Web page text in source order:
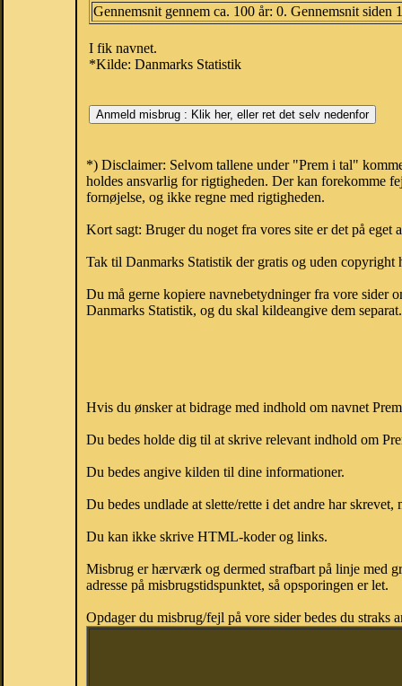
Gennemsnit gennem ca. 100 år: 0. Gennemsnit siden
I fik navnet.
*Kilde: Danmarks Statistik
*) Disclaimer: Selvom tallene under "Prem i tal"
holdes ansvarlig for rigtigheden. Der kan forekomme
fornøjelse, og ikke regne med rigtigheden.
Kort sagt: Bruger du noget fra vores site er det på eget
Tak til Danmarks Statistik der gratis og uden copyright
Du må gerne kopiere navnebetydninger fra vore sider
Danmarks Statistik, og du skal kildeangive dem
Hvis du ønsker at bidrage med indhold om navnet
Du bedes holde dig til at skrive relevant indhold om
Du bedes angive kilden til dine informationer.
Du bedes undlade at slette/rette i det andre har
Du kan ikke skrive HTML-koder og links.
Misbrug er hærværk og dermed strafbart på linje med
adresse på misbrugstidspunktet, så opsporingen er let.
Opdager du misbrug/fejl på vore sider bedes du straks